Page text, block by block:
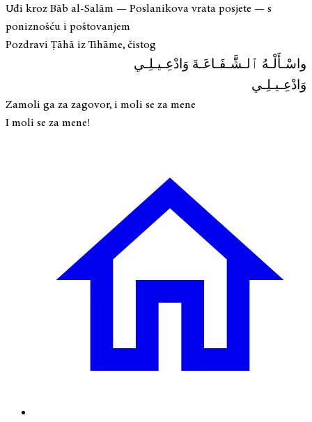
Uđi kroz Bāb al-Salām — Poslanikova vrata posjete — s
poniznošću i poštovanjem
Pozdravi Ṭāhā iz Tihāme, čistog
واسْـأَلْـهُ ٱلـشَّـفَـاعَـةَ وَادْعِـيـلِـي
وَادْعِـيـلِـي
Zamoli ga za zagovor, i moli se za mene
I moli se za mene!